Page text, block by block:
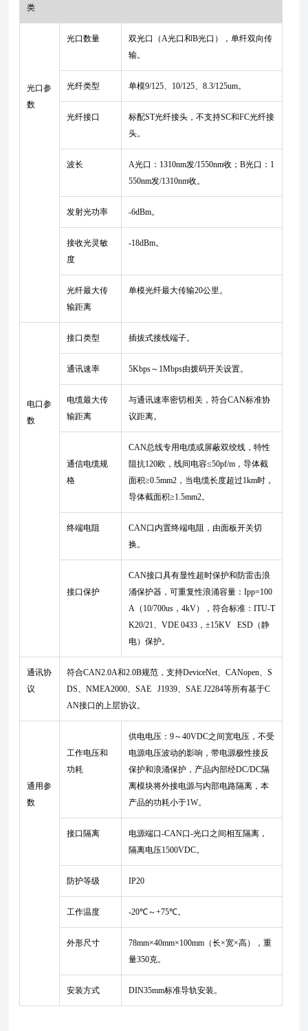
类
光口参
数
光口数量
双光口（A光口和B光口），单纤双向传
输。
光纤类型 单模9/125、10/125、8.3/125um。
光纤接口
标配ST光纤接头，不支持SC和FC光纤接
头。
波长
A光口：1310nm发/1550nm收；B光口：1
550nm发/1310nm收。
发射光功率 -6dBm。
接收光灵敏
度
-18dBm。
光纤最大传
输距离
单模光纤最大传输20公里。
电口参
数
接口类型 插拔式接线端子。
通讯速率 5Kbps～1Mbps由拨码开关设置。
电缆最大传
输距离
与通讯速率密切相关，符合CAN标准协
议距离。
通信电缆规
格
CAN总线专用电缆或屏蔽双绞线，特性
阻抗120欧，线间电容≤50pf/m，导体截
面积≥0.5mm2，当电缆长度超过1km时，
导体截面积≥1.5mm2。
终端电阻
CAN口内置终端电阻，由面板开关切
换。
接口保护
CAN接口具有显性超时保护和防雷击浪
涌保护器，可重复性浪涌容量：Ipp=100
A（10/700us，4kV），符合标准：ITU-T
K20/21、VDE 0433，±15KV ESD（静
电）保护。
通讯协
议
符合CAN2.0A和2.0B规范，支持DeviceNet、CANopen、S
DS、NMEA2000、SAE J1939、SAE J2284等所有基于C
AN接口的上层协议。
通用参
数
工作电压和
功耗
供电电压：9～40VDC之间宽电压，不受
电源电压波动的影响，带电源极性接反
保护和浪涌保护，产品内部经DC/DC隔
离模块将外接电源与内部电路隔离，本
产品的功耗小于1W。
接口隔离
电源端口-CAN口-光口之间相互隔离，
隔离电压1500VDC。
防护等级 IP20
工作温度 -20℃～+75℃。
外形尺寸
78mm×40mm×100mm（长×宽×高），重
量350克。
安装方式 DIN35mm标准导轨安装。